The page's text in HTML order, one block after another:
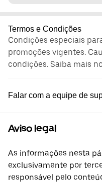
Termos e Condições
Condições especiais
promoções vigentes.
condições. Saiba mais
Falar com a equipe de
Aviso legal
As informações nesta
exclusivamente por
responsável pelo